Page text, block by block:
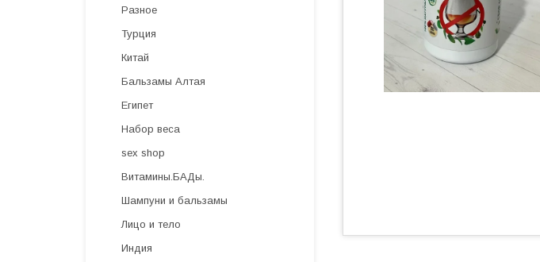
Разное
Турция
Китай
Бальзамы Алтая
Египет
Набор веса
sex shop
Витамины.БАДы.
Шампуни и бальзамы
Лицо и тело
Индия